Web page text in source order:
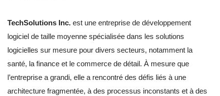
TechSolutions Inc. est une entreprise de développement
logiciel de taille moyenne spécialisée dans les solutions
logicielles sur mesure pour divers secteurs, notamment la
santé, la finance et le commerce de détail. À mesure que
l’entreprise a grandi, elle a rencontré des défis liés à une
architecture fragmentée, à des processus inconstants et à des